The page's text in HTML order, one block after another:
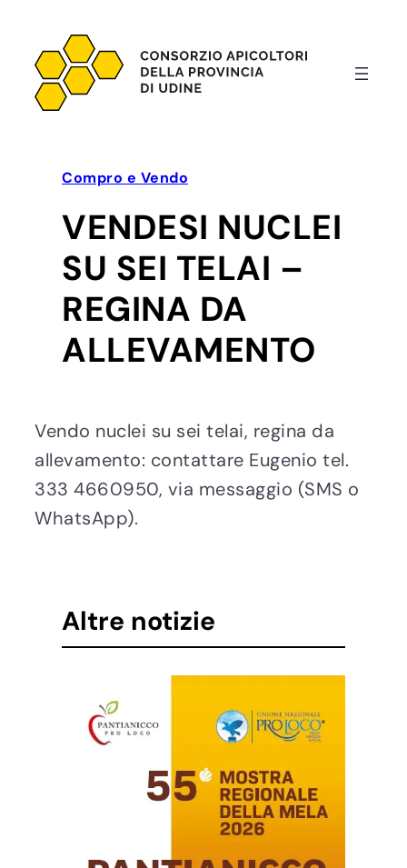
contenuto
Compro e Vendo
VENDESI NUCLEI
SU SEI TELAI –
REGINA DA
ALLEVAMENTO
Vendo nuclei su sei telai, regina da
allevamento: contattare Eugenio tel.
333 4660950, via messaggio (SMS o
WhatsApp).
Altre notizie